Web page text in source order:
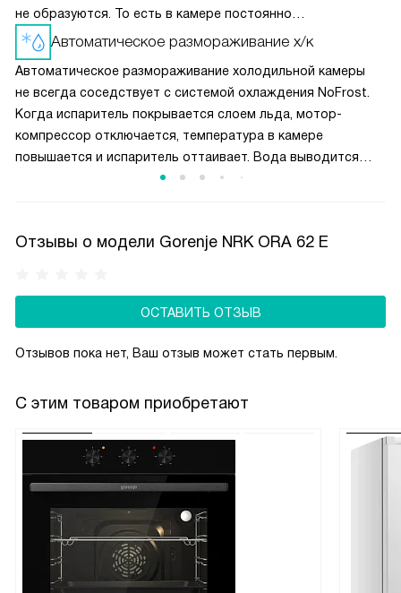
не образуются. То есть в камере постоянно
поддерживается сухой холод, что может привести
к высушиванию продуктов. Поэтому в морозилках
с автоматическим размораживанием рекомендуется мясо
и рыбу хранить в упаковке.
Автоматическое размораживание х/к
Автоматическое размораживание холодильной камеры
не всегда соседствует с системой охлаждения NoFrost.
Когда испаритель покрывается слоем льда, мотор-
компрессор отключается, температура в камере
повышается и испаритель оттаивает. Вода выводится
через дренажную трубку наружу. Технология не имеет
Отзывы о модели Gorenje NRK ORA 62 E
ОСТАВИТЬ ОТЗЫВ
Отзывов пока нет, Ваш отзыв может стать первым.
С этим товаром приобретают